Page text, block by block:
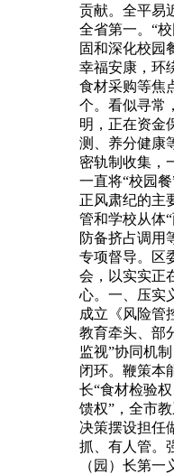
贡献。全平易
全省第一。“
固和深化校园
幸福安康，环
食材采购等焦
个。看似寻常
明，正在资金
测、养分健康
密轨制收集，
一直将“校园
正风肃纪的主
管和学校从体
防备挤占调用
专项督导。区
会，以实实正
心。一、压实
成立《风险管
教育牵头、部
监视”协同机
闭环。鞭策本
长“食材检验
馈权”，全市
决策摆设担任
抓、有人管。
（园）长第